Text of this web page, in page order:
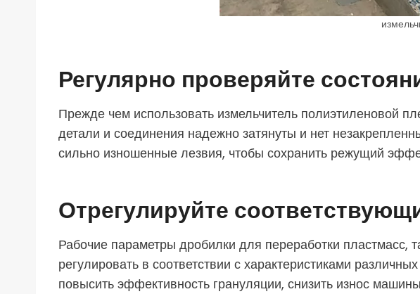
Регулярно проверяйте
Прежде чем использовать измельчитель полиэтиленовой
детали и соединения надежно затянуты и нет
сильно изношенные лезвия, чтобы сохранить режущий
Отрегулируйте
Рабочие параметры дробилки для переработки пластмасс,
регулировать в соответствии с характеристиками
повысить эффективность грануляции, снизить износ